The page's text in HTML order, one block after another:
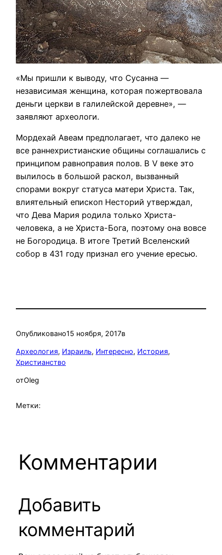
«Мы пришли к выводу, что Сусанна —
независимая женщина, которая пожертвовала
деньги церкви в галилейской деревне», —
заявляют археологи.
Мордехай Авеам предполагает, что далеко не
все раннехристианские общины соглашались с
принципом равноправия полов. В V веке это
вылилось в большой раскол, вызванный
спорами вокруг статуса матери Христа. Так,
влиятельный епископ Несторий утверждал,
что Дева Мария родила только Христа-
человека, а не Христа-Бога, поэтому она вовсе
не Богородица. В итоге Третий Вселенский
собор в 431 году признал его учение ересью.
Опубликовано15 ноября, 2017в
Археология, Израиль, Интересно, История
Христианство
отOleg
Метки:
Комментарии
Добавить
комментарий